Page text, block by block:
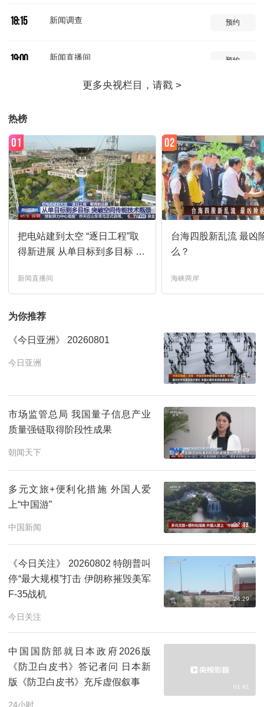
18:15 新闻调查 预约
19:00 新闻直播间 预约
19:37 预约
20:00 新闻直播间 预约
20:15 新闻周刊 预约
21:00
21:12 新闻调查
22:00
01:00 预约
01:12 新闻周刊 预约
02:00 新闻直播间 预约
热榜
把电站建到太空 “逐日工程”取
得新进展 从单目标到多目标 突
新闻直播间
01
台海四股新乱流 最凶
么？
海峡两岸
02
为你推荐
《今日亚洲》 20260801
今日亚洲
25:47
市场监管总局 我国量子信息产业
质量强链取得阶段性成果
朝闻天下 01:49
多元文旅+便利化措施 外国人爱
上“中国游”
中国新闻 02:41
《今日关注》 20260802 特朗普叫
停“最大规模”打击 伊朗称摧毁美军
F-35战机
今日关注
24:29
中国国防部就日本政府2026版
《防卫白皮书》答记者问 日本新
版《防卫白皮书》充斥虚假叙事
24小时
01:41